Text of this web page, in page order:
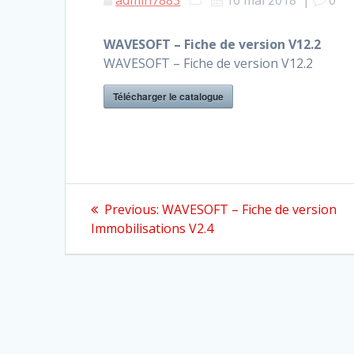
WAVESOFT – Fiche de version V12.2
WAVESOFT – Fiche de version V12.2
Télécharger le catalogue
Navigation
de
Previous: Previous
post:
WAVESOFT – Fiche de version
Immobilisations V2.4